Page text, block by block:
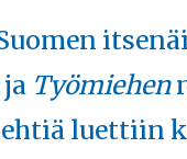
ja Työmiehen
luettiin